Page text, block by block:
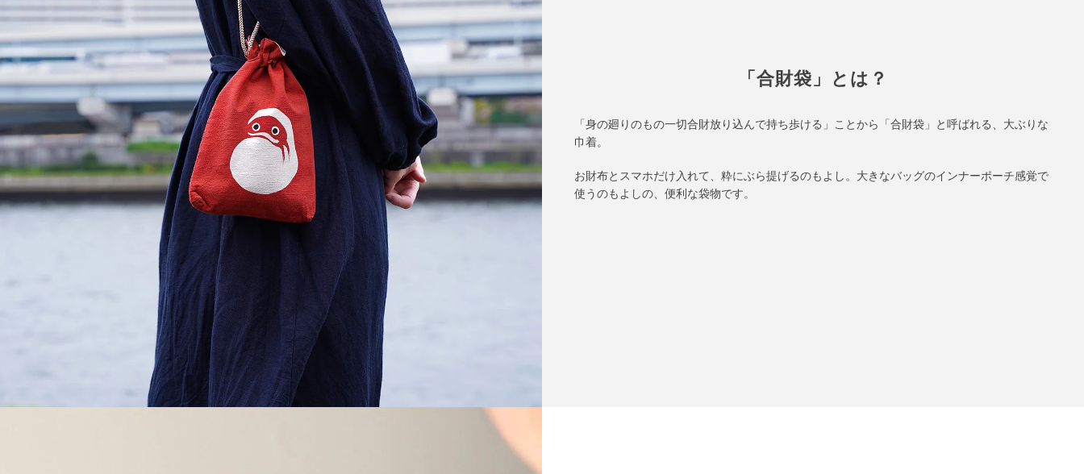
「合財袋」とは？
「身の廻りのもの一切合財放り込んで持ち歩ける」ことから「合財袋」と呼ばれる、大ぶりな
巾着。
お財布とスマホだけ入れて、粋にぶら提げるのもよし。大きなバッグのインナーポーチ感覚で
使うのもよしの、便利な袋物です。